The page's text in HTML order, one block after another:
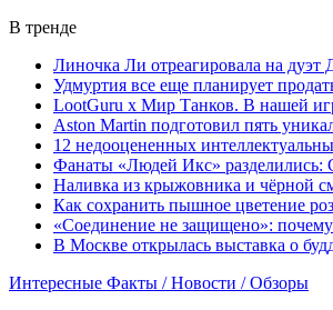
В тренде
Линочка Ли отреагировала на дуэт
Удмуртия все еще планирует
LootGuru x Мир Танков. В нашей
Aston Martin подготовил пять
12 недооцененных
Фанаты «Людей Икс» разделились:
Наливка из крыжовника и чёрной
Как сохранить пышное цветение
«Соединение не защищено»:
В Москве открылась выставка о
Интересные Факты / Новости / Обзоры